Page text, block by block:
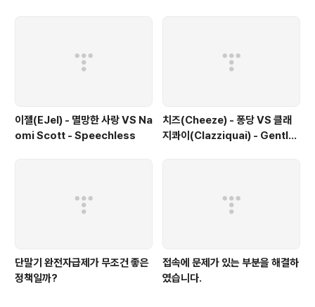
이젤(EJel) - 멸망한 사랑 VS Na
omi Scott - Speechless
치즈(Cheeze) - 퐁당 VS 클래
지콰이(Clazziquai) - Gentle
단말기 완전자급제가 무조건 좋은
정책일까?
접속에 문제가 있는 부분을 해결하
였습니다.